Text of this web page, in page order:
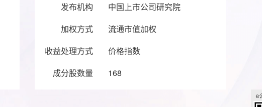
发布机构
中国上市公司研究院
加权方式
流通市值加权
收益处理方式
价格指数
成分股数量
168